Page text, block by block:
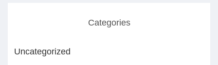
Categories
Uncategorized